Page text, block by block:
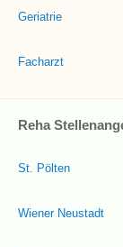
Geriatrie
Facharzt
Reha
St. Pölten
Wiener Neustadt